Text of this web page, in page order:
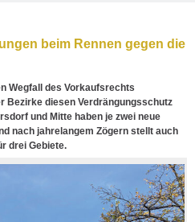
beim Rennen gegen die
Wegfall des Vorkaufsrechts
Bezirke diesen Verdrängungsschutz
und Mitte haben je zwei neue
nach jahrelangem Zögern stellt auch
drei Gebiete.